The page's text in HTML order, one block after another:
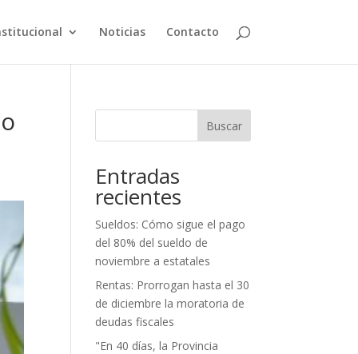
Noticias Contacto
Buscar
Entradas
recientes
Sueldos: Cómo sigue el pago
del 80% del sueldo de
noviembre a estatales
Rentas: Prorrogan hasta el 30
de diciembre la moratoria de
deudas fiscales
"En 40 días, la Provincia